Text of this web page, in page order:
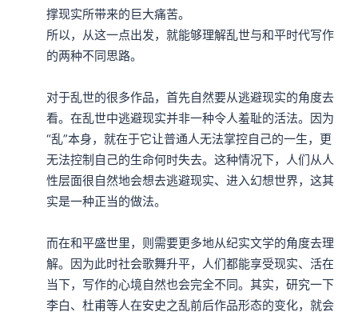
撑现实所带来的巨大痛苦。
所以，从这一点出发，就能够理解乱世与和平时代写作
的两种不同思路。
对于乱世的很多作品，首先自然要从逃避现实的角度去
看。在乱世中逃避现实并非一种令人羞耻的活法。因为
“乱”本身，就在于它让普通人无法掌控自己的一生，更
无法控制自己的生命何时失去。这种情况下，人们从人
性层面很自然地会想去逃避现实、进入幻想世界，这其
实是一种正当的做法。
而在和平盛世里，则需要更多地从纪实文学的角度去理
解。因为此时社会歌舞升平，人们都能享受现实、活在
当下，写作的心境自然也会完全不同。其实，研究一下
李白、杜甫等人在安史之乱前后作品形态的变化，就会